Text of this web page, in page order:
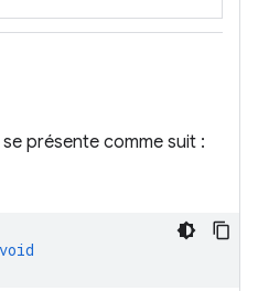
se présente comme suit :
void